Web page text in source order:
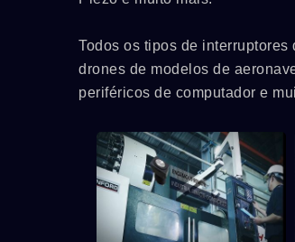
Todos os tipos de
drones de modelos de
periféricos de computador e